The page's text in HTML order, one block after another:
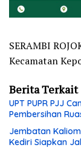
SERAMBI
Kecamatan
Berita Terkait
UPT PUPR PJJ
Pembersihan
Jembatan
Kediri Siapkan